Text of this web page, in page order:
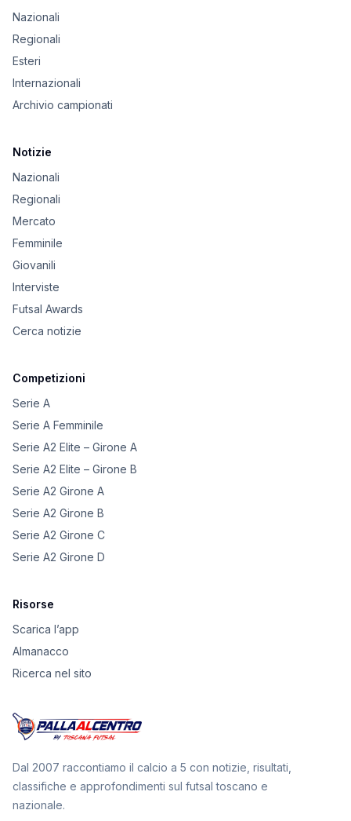
Nazionali
Regionali
Esteri
Internazionali
Archivio campionati
Notizie
Nazionali
Regionali
Mercato
Femminile
Giovanili
Interviste
Futsal Awards
Cerca notizie
Competizioni
Serie A
Serie A Femminile
Serie A2 Elite – Girone A
Serie A2 Elite – Girone B
Serie A2 Girone A
Serie A2 Girone B
Serie A2 Girone C
Serie A2 Girone D
Risorse
Scarica l’app
Almanacco
Ricerca nel sito
Dal 2007 raccontiamo il calcio a 5 con notizie, risultati,
classifiche e approfondimenti sul futsal toscano e
nazionale.